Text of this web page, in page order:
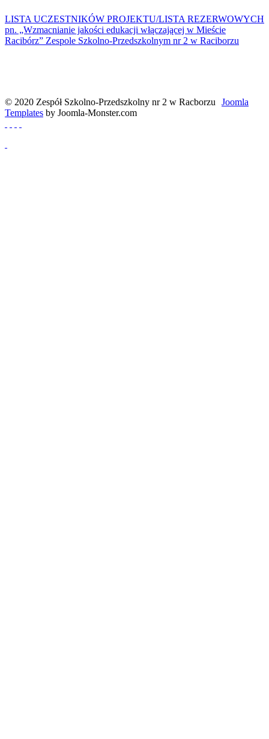
LISTA UCZESTNIKÓW PROJEKTU/LISTA REZERWOWYCH
pn. „Wzmacnianie jakości edukacji włączającej w Mieście
Racibórz” Zespole Szkolno-Przedszkolnym nr 2 w Raciborzu
© 2020 Zespół Szkolno-Przedszkolny nr 2 w Racborzu
Joomla
Templates by Joomla-Monster.com